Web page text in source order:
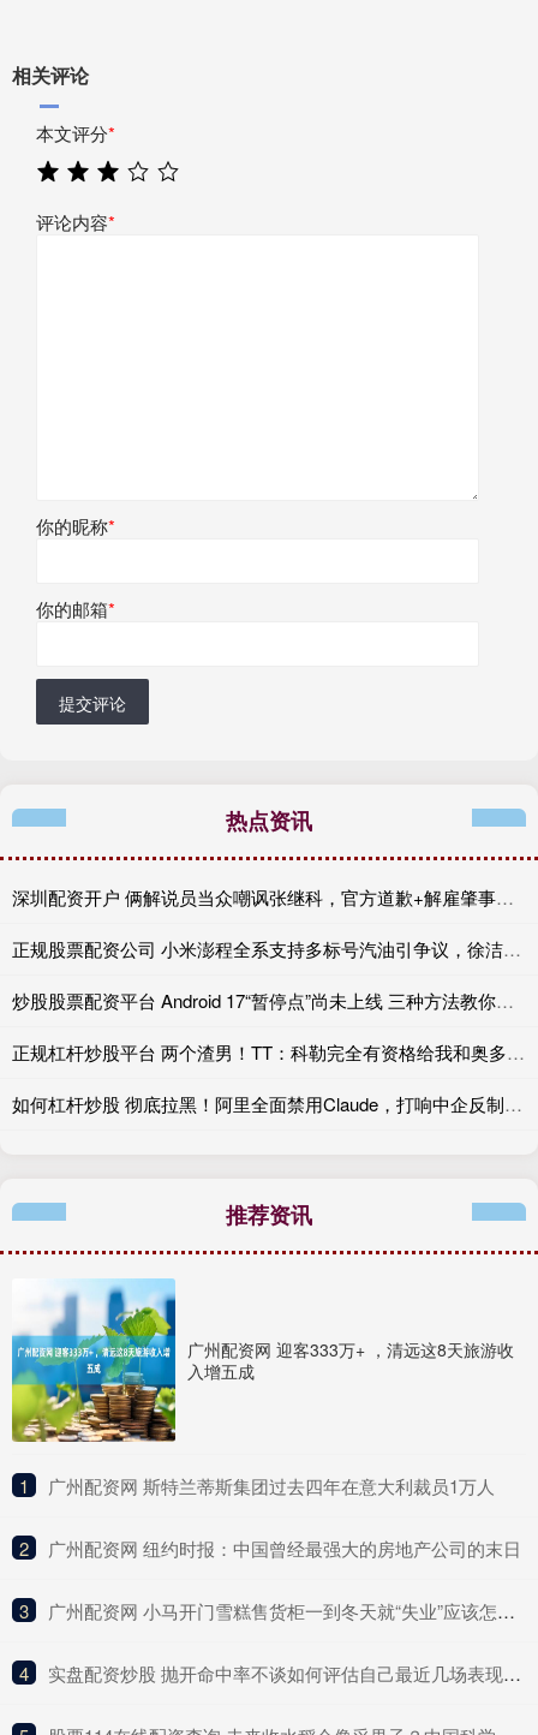
相关评论
本文评分*
评论内容*
你的昵称*
你的邮箱*
提交评论
热点资讯
深圳配资开户 俩解说员当众嘲讽张继科，官方道歉+解雇肇事者，有些话不能乱说
正规股票配资公司 小米澎程全系支持多标号汽油引争议，徐洁云：XX
炒股股票配资平台 Android 17“暂停点”尚未上线 三种方法教你提前复制
正规杠杆炒股平台 两个渣男！TT：科勒完全有资格给我和奥多姆一人来上几拳
如何杠杆炒股 彻底拉黑！阿里全面禁用Claude，打响中企反制美国AI“第一枪”
推荐资讯
广州配资网 迎客333万+ ，清远这8天旅游收
入增五成
1 ​广州配资网 斯特兰蒂斯集团过去四年在意大利裁员1万人
2 ​广州配资网 纽约时报：中国曾经最强大的房地产公司的末日
3 ​广州配资网 小马开门雪糕售货柜一到冬天就“失业”应该怎么办？
4 ​实盘配资炒股 抛开命中率不谈如何评估自己最近几场表现？谢泼德：抛不开